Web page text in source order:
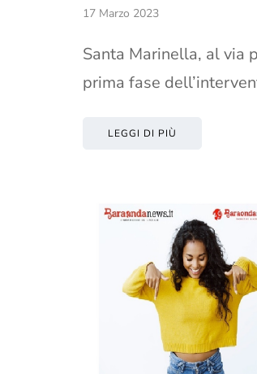
17 Marzo 2023
Santa Marinella, al via
prima fase
LEGGI DI PIÙ